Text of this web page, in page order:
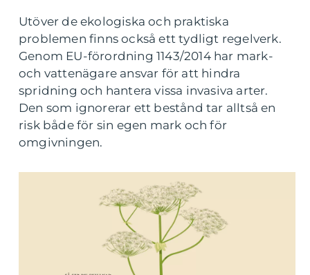
Utöver de ekologiska och praktiska
problemen finns också ett tydligt regelverk.
Genom EU-förordning 1143/2014 har mark-
och vattenägare ansvar för att hindra
spridning och hantera vissa invasiva arter.
Den som ignorerar ett bestånd tar alltså en
risk både för sin egen mark och för
omgivningen.